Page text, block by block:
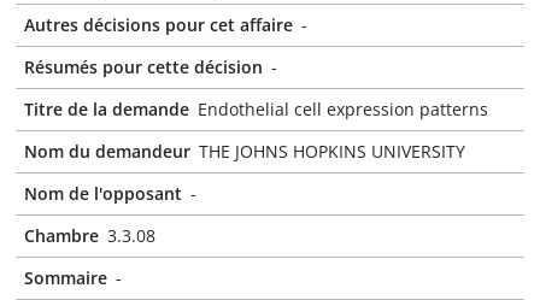
Autres décisions pour cet affaire -
Résumés pour cette décision -
Titre de la demande Endothelial cell expression patterns
Nom du demandeur THE JOHNS HOPKINS UNIVERSITY
Nom de l'opposant -
Chambre 3.3.08
Sommaire -